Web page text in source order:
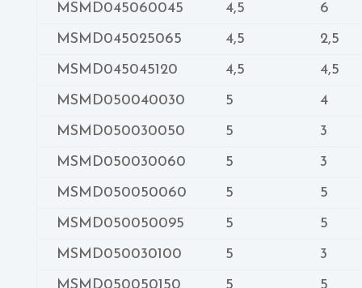
MSMD045060045
4,5
6
MSMD045025065
4,5
2,5
MSMD045045120
4,5
4,5
MSMD050040030
5
4
MSMD050030050
5
3
MSMD050030060
5
3
MSMD050050060
5
5
MSMD050050095
5
5
MSMD050030100
5
3